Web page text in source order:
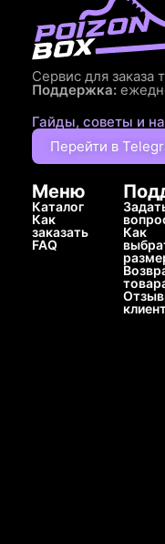
Сервис для заказа
Поддержка:
Гайды, советы и
Перейти в
Меню
Каталог
Как
заказать
FAQ
Как